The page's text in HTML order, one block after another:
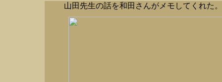
山田先生の話を和田さんがメモしてくれた